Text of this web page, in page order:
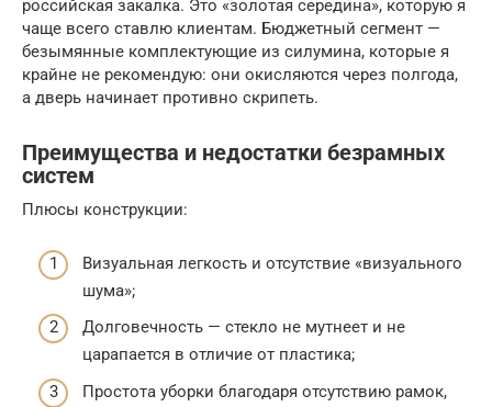
российская закалка. Это «золотая середина», которую я
чаще всего ставлю клиентам. Бюджетный сегмент —
безымянные комплектующие из силумина, которые я
крайне не рекомендую: они окисляются через полгода,
а дверь начинает противно скрипеть.
Преимущества и недостатки безрамных
систем
Плюсы конструкции:
Визуальная легкость и отсутствие «визуального
шума»;
Долговечность — стекло не мутнеет и не
царапается в отличие от пластика;
Простота уборки благодаря отсутствию рамок,